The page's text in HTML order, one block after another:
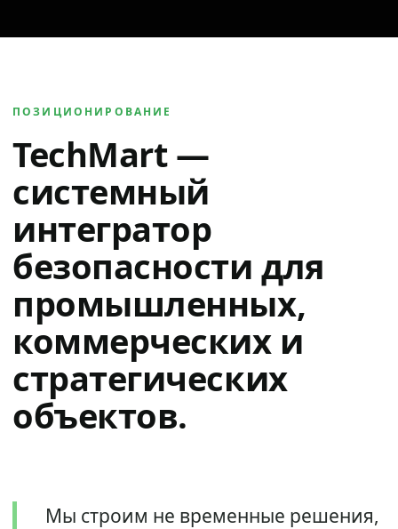
ПОЗИЦИОНИРОВАНИЕ
TechMart —
системный
интегратор
безопасности для
промышленных,
коммерческих и
стратегических
объектов.
Мы строим не временные решения,